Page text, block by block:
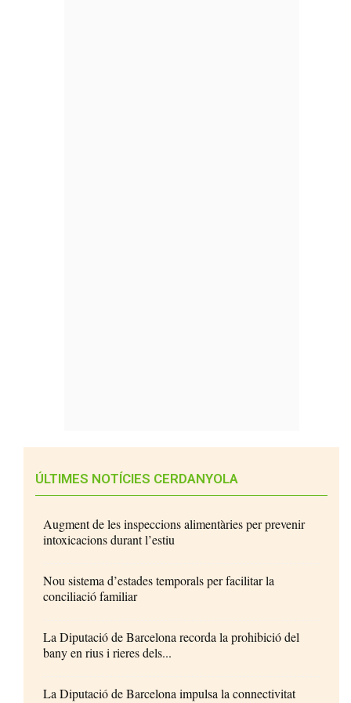
ÚLTIMES NOTÍCIES CERDANYOLA
Augment de les inspeccions alimentàries per prevenir
intoxicacions durant l’estiu
Nou sistema d’estades temporals per facilitar la
conciliació familiar
La Diputació de Barcelona recorda la prohibició del
bany en rius i rieres dels...
La Diputació de Barcelona impulsa la connectivitat